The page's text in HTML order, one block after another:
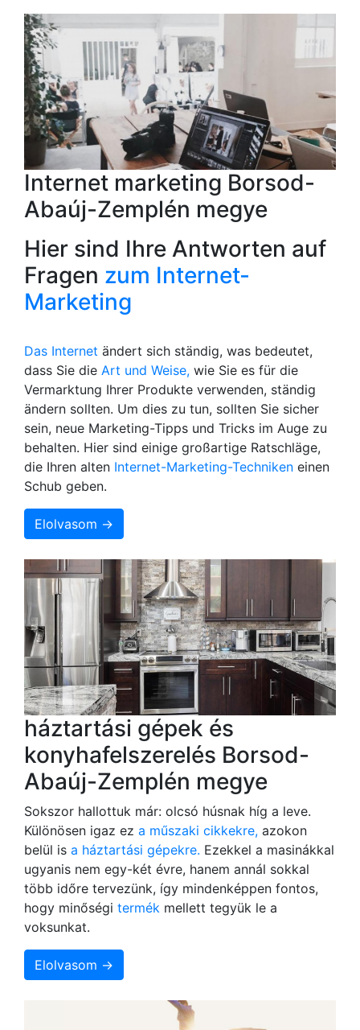
Internet marketing Borsod-
Abaúj-Zemplén megye
Hier sind Ihre Antworten auf
Fragen zum Internet-
Marketing
Das Internet ändert sich ständig, was bedeutet,
dass Sie die Art und Weise, wie Sie es für die
Vermarktung Ihrer Produkte verwenden, ständig
ändern sollten. Um dies zu tun, sollten Sie sicher
sein, neue Marketing-Tipps und Tricks im Auge zu
behalten. Hier sind einige großartige Ratschläge,
die Ihren alten Internet-Marketing-Techniken einen
Schub geben.
Elolvasom →
háztartási gépek és
konyhafelszerelés Borsod-
Abaúj-Zemplén megye
Sokszor hallottuk már: olcsó húsnak híg a leve.
Különösen igaz ez a műszaki cikkekre, azokon
belül is a háztartási gépekre. Ezekkel a masinákkal
ugyanis nem egy-két évre, hanem annál sokkal
több időre tervezünk, így mindenképpen fontos,
hogy minőségi termék mellett tegyük le a
voksunkat.
Elolvasom →